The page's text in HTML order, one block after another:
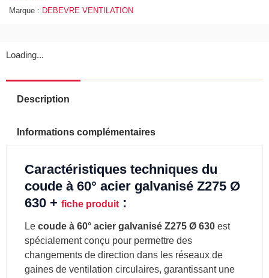
Marque : DEBEVRE VENTILATION
Loading...
Description
Informations complémentaires
Caractéristiques techniques du
coude à 60° acier galvanisé Z275 Ø
630 + fiche produit:
Le coude à 60° acier galvanisé Z275 Ø 630 est
spécialement conçu pour permettre des
changements de direction dans les réseaux de
gaines de ventilation circulaires, garantissant une